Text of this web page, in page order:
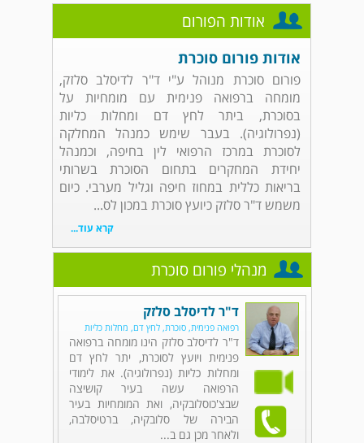
אודות הפורום
אודות פורום סוכרת
פורום סוכרת מנוהל ע"י ד"ר לדיסלב סלזק,
מומחה ברפואה פנימית עם מומחיות על
בסוכרת, ביתר לחץ דם ומחלות כליות
(נפרולוגיה). בעבר שימש כמנהל המחלקה
לסוכרת במרכז הרפואי לין בחיפה, וכמנהל
יחידת המחקרים בתחום הסוכרת בשרותי
בריאות כללית במחוז חיפה וגליל מערבי. כיום
משמש ד"ר סלזק כיועץ סוכרת במכון לס...
קרא עוד...
מנהלי פורום סוכרת
ד"ר לדיסלב סלזק
רפואה פנימית, סוכרת, לחץ דם, מחלות כליות
ד"ר לדיסלב סלזק הינו מומחה ברפואה
פנימית ויועץ לסוכרת, יתר לחץ דם
ומחלות כליות (נפרולוגיה). את לימודי
הרפואה עשה בעיר קושיצה
שבצ'כוסלובקיה, ואת המומחיות בעיר
הבירה של סלובקיה, ברטיסלבה,
ולאחר מכן גם ב...